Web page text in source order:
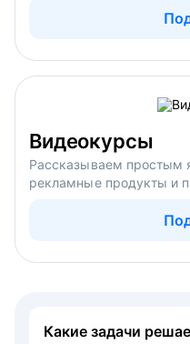
Видеокурсы
Рассказываем простым
рекламные продукты и
Какие задачи